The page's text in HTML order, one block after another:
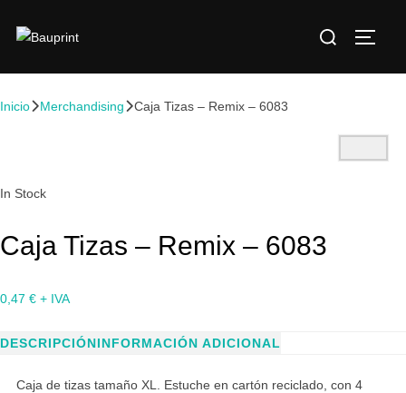
Inicio Merchandising Caja Tizas – Remix – 6083
In Stock
Caja Tizas – Remix – 6083
0,47 € + IVA
DESCRIPCIÓNINFORMACIÓN ADICIONAL
Caja de tizas tamaño XL. Estuche en cartón reciclado, con 4